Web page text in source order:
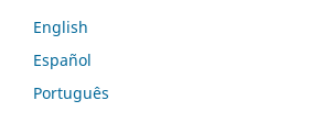
English
Español
Português